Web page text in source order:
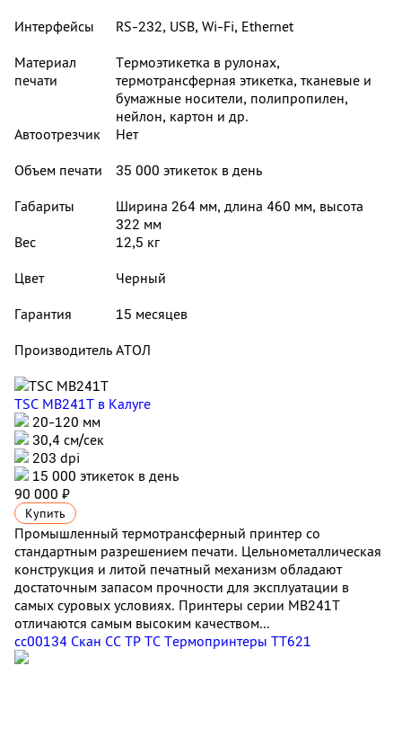
Интерфейсы
RS-232, USB, Wi-Fi, Ethernet
Материал
печати
Термоэтикетка в рулонах,
термотрансферная этикетка, тканевые и
бумажные носители, полипропилен,
нейлон, картон и др.
Автоотрезчик
Нет
Объем печати
35 000 этикеток в день
Габариты
Ширина 264 мм, длина 460 мм, высота
322 мм
Вес
12,5 кг
Цвет
Черный
Гарантия
15 месяцев
Производитель АТОЛ
TSC MB241T в Калуге
20-120 мм
30,4 см/сек
203 dpi
15 000 этикеток в день
90 000 ₽
Купить
Промышленный термотрансферный принтер со
стандартным разрешением печати. Цельнометаллическая
конструкция и литой печатный механизм обладают
достаточным запасом прочности для эксплуатации в
самых суровых условиях. Принтеры серии MB241T
отличаются самым высоким качеством...
сс00134 Скан СС ТР ТС Термопринтеры TT621